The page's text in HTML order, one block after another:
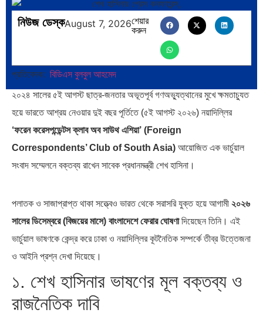
ক্রূরতা ও ধ্বংসের মহাকাব্য: পৃথিবীর… ব্রাজিল ও আর্জেন্টিনার কালো অধ্যায়:…
পূর্ব ইউরোপ বনাম তুরস্ক: শত… পৃথিবীতে বর্তমানে মোট দেশের সংখ্যা…
নিউজ ডেস্কAugust 7, 2026শেয়ার
করুন
প্রতিবেদক: বিডিএস বুলবুল আহমেদ
২০২৪ সালের ৫ই আগস্ট ছাত্র-জনতার অভূতপূর্ব গণঅভ্যুত্থানের মুখে ক্ষমতাচ্যুত
হয়ে ভারতে আশ্রয় নেওয়ার দুই বছর পূর্তিতে (৫ই আগস্ট ২০২৬) নয়াদিল্লির
‘ফরেন করেসপন্ডেন্টস ক্লাব অব সাউথ এশিয়া’ (Foreign
Correspondents’ Club of South Asia) আয়োজিত এক ভার্চুয়াল
সংবাদ সম্মেলনে বক্তব্য রাখেন সাবেক প্রধানমন্ত্রী শেখ হাসিনা।
পলাতক ও সাজাপ্রাপ্ত থাকা সত্ত্বেও ভারত থেকে সরাসরি যুক্ত হয়ে আগামী ২০২৬
সালের ডিসেম্বরে (বিজয়ের মাসে) বাংলাদেশে ফেরার ঘোষণাদিয়েছেন তিনি। এই
ভার্চুয়াল ভাষণকে কেন্দ্র করে ঢাকা ও নয়াদিল্লির কূটনৈতিক সম্পর্কে তীব্র উত্তেজনা
ও আইনি প্রশ্ন দেখা দিয়েছে।
১. শেখ হাসিনার ভাষণের মূল বক্তব্য ও
রাজনৈতিক দাবি